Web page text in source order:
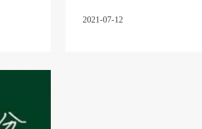
是90岁的工程院院士、新中国成
2021-07-12